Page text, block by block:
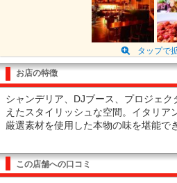
タップで
お店の特徴
シャンデリア、DJブース、プロジェ
えたスタイリッシュな空間。イタリア
厳選素材を使用した本物の味を堪能で
この店舗への口コミ